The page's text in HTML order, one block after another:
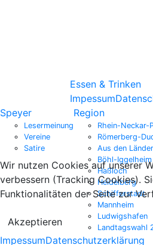
Essen & Trinken
Impessum
Speyer
Lesermeinung
Vereine
Satire
Region
Rhein-Neckar-
Römerberg-
Aus den
Böhl-Iggelheim
Haßloch
Heidelberg
Schifferstadt
Mannheim
Ludwigshafen
Landtagswahl
ImpessumDatenschutzerklärung
Wir nutzen Cookies auf unserer
verbessern (Tracking Cookies).
Funktionalitäten der Seite zur
Akzeptieren